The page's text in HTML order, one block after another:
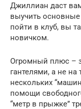
Джиллиан даст
выучить
пойти в клуб, вы
новичком.
Огромный плюс –
гантелями, а не
нескольких
помощи
“метр в прыжке”